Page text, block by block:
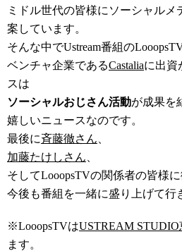
ミドル世代の皆様にソーシャルメ
案しています。
そんな中でUstream番組の
ベンチャ企業であるCastaliaに出資
スは
ソーシャルおじさん活動が成果を
嬉しいニュースなのです。
最後に斉藤徹さん
加藤たけしさん
そしてLooopsTVの関係者の皆様に
今後も番組を一緒に盛り上げて行
※LooopsTVはUSTREAM STUDIO
ます。